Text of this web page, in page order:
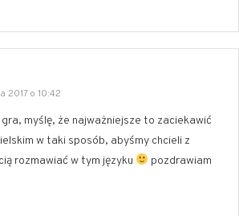
2017 o 10:42
myślę, że najważniejsze to zaciekawić
w taki sposób, abyśmy chcieli z
rozmawiać w tym języku
pozdrawiam